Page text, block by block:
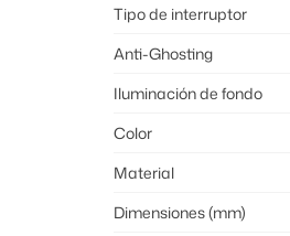
Tipo de interruptor
Anti-Ghosting
Iluminación de fondo
Color
Material
Dimensiones (mm)